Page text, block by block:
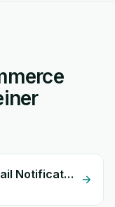
WooCommerce + Email Notifications by eGrow